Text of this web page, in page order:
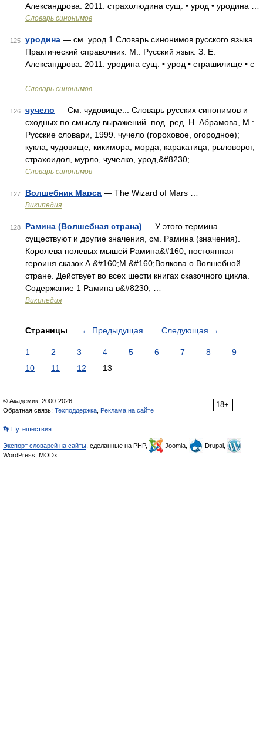
Александрова. 2011. страхолюдина сущ. • урод • уродина …
Словарь синонимов
125 уродина — см. урод 1 Словарь синонимов русского языка.
Практический справочник. М.: Русский язык. З. Е.
Александрова. 2011. уродина сущ. • урод • страшилище • с
Словарь синонимов
126 чучело — См. чудовище... Словарь русских синонимов и
сходных по смыслу выражений. под. ред. Н. Абрамова, М.:
Русские словари, 1999. чучело (гороховое, огородное);
кукла, чудовище; кикимора, морда, каракатица, рыловорот,
страхоидол, мурло, чучелко, урод,&#8230; …
Словарь синонимов
127 Волшебник Марса — The Wizard of Mars …
Википедия
128 Рамина (Волшебная страна) — У этого термина
существуют и другие значения, см. Рамина (значения).
Королева полевых мышей Рамина&#160; постоянная
героиня сказок А.&#160;М.&#160;Волкова о Волшебной
стране. Действует во всех шести книгах сказочного цикла.
Содержание 1 Рамина в&#8230; …
Википедия
Страницы ← Предыдущая Следующая →
1 2 3 4 5 6 7 8
9
10
11 12 13
18+
© Академик, 2000-2026
Обратная связь: Техподдержка Реклама на сайте
👣 Путешествия
Экспорт словарей на сайты , сделанные на PHP, Joomla,
Drupal,
WordPress, MODx.